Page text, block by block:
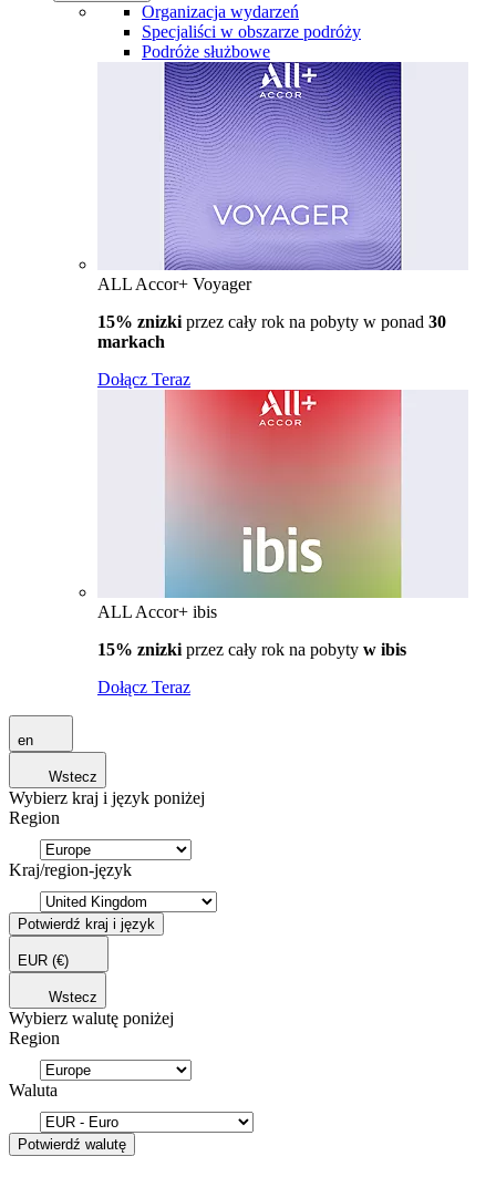
Organizacja wydarzeń
Specjaliści w obszarze podróży
Podróże służbowe
ALL Accor+ Voyager
15% znizki przez cały rok na pobyty w ponad 30
markach
Dołącz Teraz
ALL Accor+ ibis
15% znizki przez cały rok na pobyty w ibis
Dołącz Teraz
en
Wstecz
Wybierz kraj i język poniżej
Region
Kraj/region-język
Potwierdź kraj i język
EUR (€)
Wstecz
Wybierz walutę poniżej
Region
Waluta
Potwierdź walutę